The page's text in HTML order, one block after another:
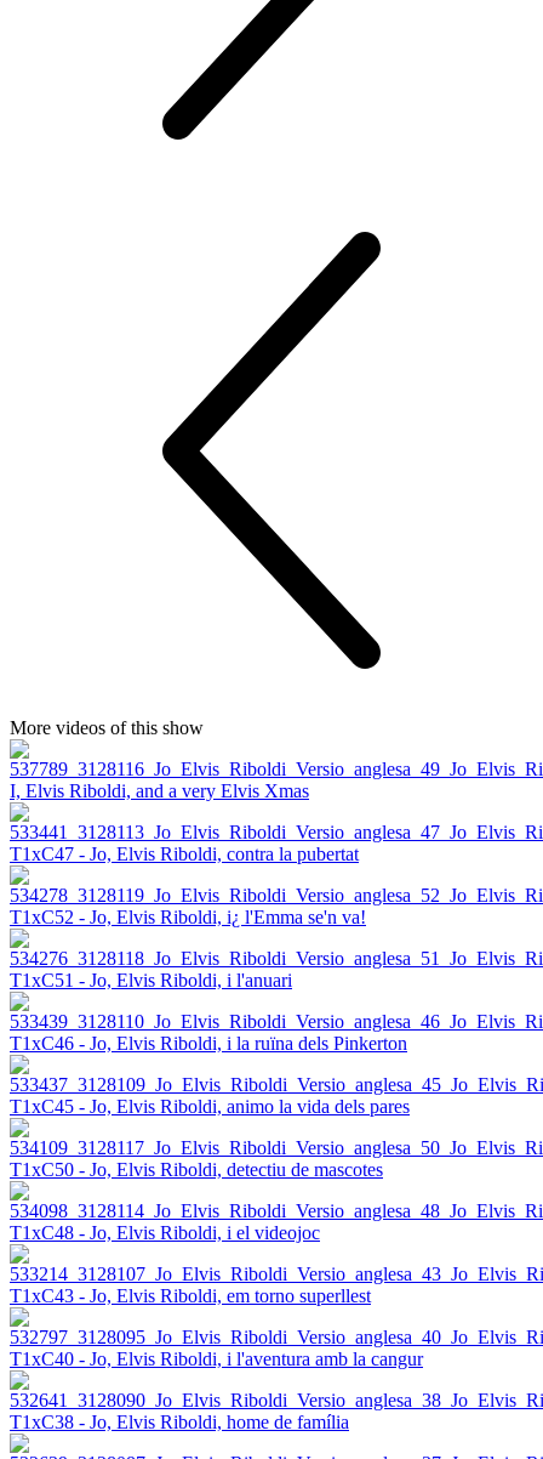
More videos of this show
I, Elvis Riboldi, and a very Elvis Xmas
T1xC47 - Jo, Elvis Riboldi, contra la pubertat
T1xC52 - Jo, Elvis Riboldi, i¿ l'Emma se'n va!
T1xC51 - Jo, Elvis Riboldi, i l'anuari
T1xC46 - Jo, Elvis Riboldi, i la ruïna dels Pinkerton
T1xC45 - Jo, Elvis Riboldi, animo la vida dels pares
T1xC50 - Jo, Elvis Riboldi, detectiu de mascotes
T1xC48 - Jo, Elvis Riboldi, i el videojoc
T1xC43 - Jo, Elvis Riboldi, em torno superllest
T1xC40 - Jo, Elvis Riboldi, i l'aventura amb la cangur
T1xC38 - Jo, Elvis Riboldi, home de família